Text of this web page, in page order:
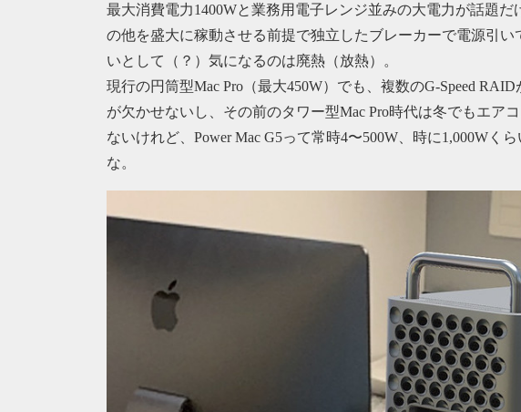
最大消費電力1400Wと業務用電子レンジ並みの大電力が話題
の他を盛大に稼動させる前提で独立したブレーカーで電源引
いとして（？）気になるのは廃熱（放熱）。
現行の円筒型Mac Pro（最大450W）でも、複数のG-Speed
が欠かせないし、その前のタワー型Mac Pro時代は冬でもエア
ないけれど、Power Mac G5って常時4〜500W、時に1,000Wく
な。